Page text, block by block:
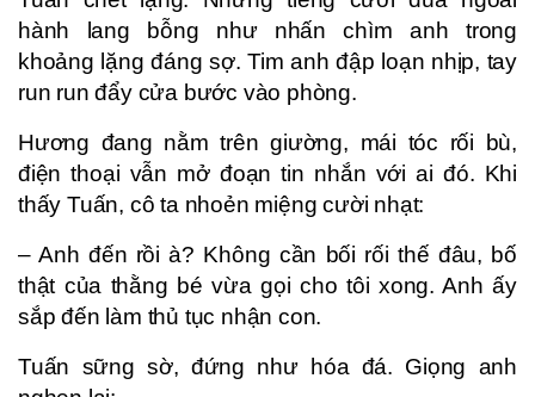
hành lang bỗng như nhấn chìm anh trong
khoảng lặng đáng sợ. Tim anh đập loạn nhịp, tay
run run đẩy cửa bước vào phòng.
Hương đang nằm trên giường, mái tóc rối bù,
điện thoại vẫn mở đoạn tin nhắn với ai đó. Khi
thấy Tuấn, cô ta nhoẻn miệng cười nhạt:
– Anh đến rồi à? Không cần bối rối thế đâu, bố
thật của thằng bé vừa gọi cho tôi xong. Anh ấy
sắp đến làm thủ tục nhận con.
Tuấn sững sờ, đứng như hóa đá. Giọng anh